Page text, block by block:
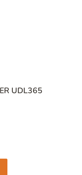
UDL365